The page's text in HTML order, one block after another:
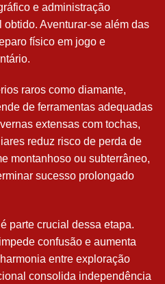
e administração
Aventurar-se além das
físico em jogo e
raros como diamante,
de ferramentas adequadas
extensas com tochas,
reduz risco de perda de
montanhoso ou subterrâneo,
sucesso prolongado
parte crucial dessa etapa.
confusão e aumenta
entre exploração
consolida independência